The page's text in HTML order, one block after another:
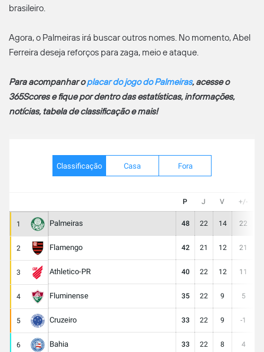
brasileiro.
Agora, o Palmeiras irá buscar outros nomes. No momento, Abel
Ferreira deseja reforços para zaga, meio e ataque.
Para acompanhar oplacar do jogo do Palmeiras, acesse o
365Scores e fique por dentro das estatísticas, informações,
notícias, tabela de classificação e mais!
Classificação Casa Fora
P J V +/-
1 Palmeiras 48 22 14 22
2 Flamengo 42 21 12 21
3 Athletico-PR 40 22 12 11
4 Fluminense 35 22 9 5
5 Cruzeiro 33 22 9 -1
6 Bahia 33 22 8 4